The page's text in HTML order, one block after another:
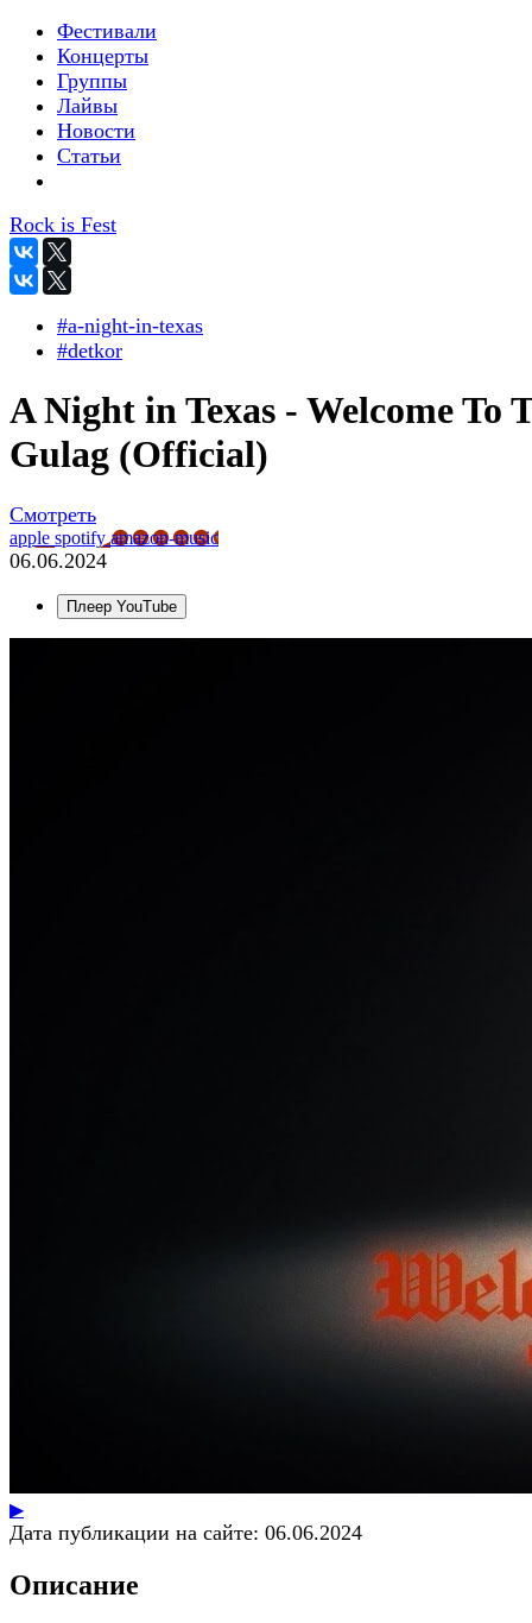
Фестивали
Концерты
Группы
Лайвы
Новости
Статьи
Rock is Fest
#a-night-in-texas
#detkor
A Night in Texas - Welcome To
Gulag (Official)
Смотреть
apple spotifyamazon-music
06.06.2024
Плеер YouTube
▶
Дата публикации на сайте: 06.06.2024
Описание